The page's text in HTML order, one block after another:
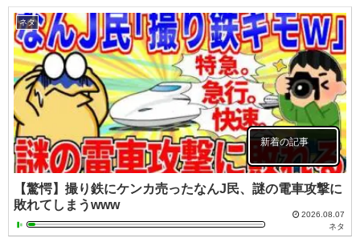
ネタ
新着の記事
【驚愕】撮り鉄にケンカ売ったなんJ民、謎の電車攻撃に
敗れてしまうwww
2026.08.07
ネタ